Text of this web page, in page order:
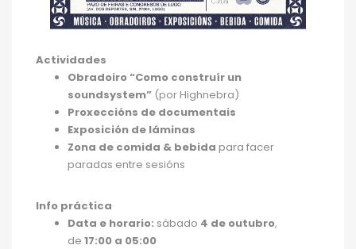
Actividades
Obradoiro “Como construír un
soundsystem” (por Highnebra)
Proxeccións de documentais
Exposición de láminas
Zona de comida & bebida para facer
paradas entre sesións
Info práctica
Data e horario: sábado 4 de outubro,
de 17:00 a 05:00